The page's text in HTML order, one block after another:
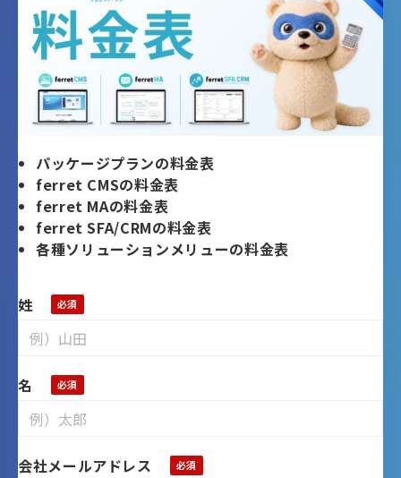
パッケージプランの料金表
ferret CMSの料金表
ferret MAの料金表
ferret SFA/CRMの料金表
各種ソリューションメリューの料金表
姓
名
会社メールアドレス